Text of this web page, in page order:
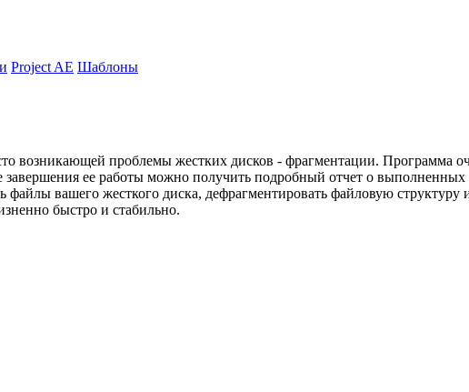
Project AE Шаблоны
возникающей проблемы жестких дисков - фрагментации. Программа
ее работы можно получить подробный отчет о выполненных
вашего жесткого диска, дефрагментировать файловую
быстро и стабильно.